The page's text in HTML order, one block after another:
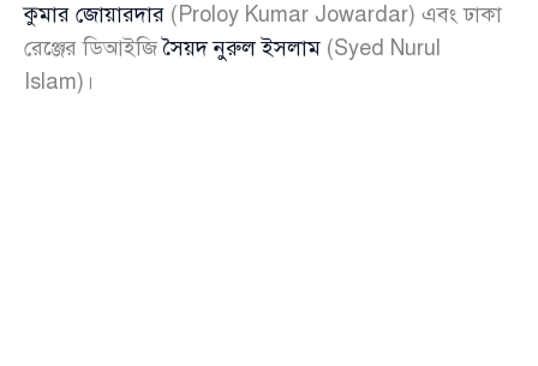
কুমার জোয়ারদার (Proloy Kumar Jowardar) এবং ঢাকা
রেঞ্জের ডিআইজিসৈয়দ নুরুল ইসলাম (Syed Nurul
Islam)।